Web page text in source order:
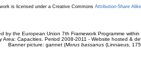
is licensed under a Creative Commons Attribution-Share
by the European Union 7th Framework Programme
Area: Capacities. Period 2008-2011 - Website hosted &
Banner picture: gannet (Morus bassanus(Linnaeus,